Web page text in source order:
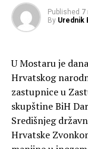
Published 7
By Urednik
U Mostaru je
Hrvatskog
zastupnice u
skupštine BiH
Središnjeg
Hrvatske